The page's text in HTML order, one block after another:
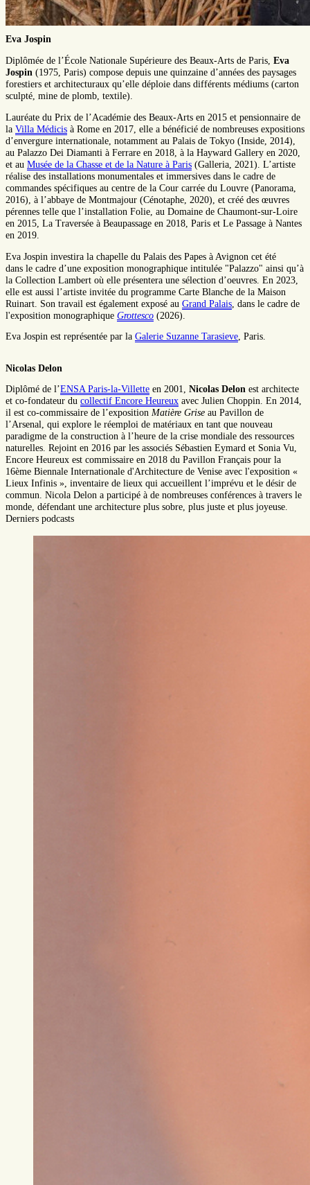
Eva Jospin
Diplômée de l’École Nationale Supérieure des Beaux-Arts de Paris, Eva
Jospin (1975, Paris) compose depuis une quinzaine d’années des paysages
forestiers et architecturaux qu’elle déploie dans différents médiums (carton
sculpté, mine de plomb, textile).
Lauréate du Prix de l’Académie des Beaux-Arts en 2015 et pensionnaire de
la Villa Médicis à Rome en 2017, elle a bénéficié de nombreuses expositions
d’envergure internationale, notamment au Palais de Tokyo (Inside, 2014),
au Palazzo Dei Diamanti à Ferrare en 2018, à la Hayward Gallery en 2020,
et au Musée de la Chasse et de la Nature à Paris (Galleria, 2021). L’artiste
réalise des installations monumentales et immersives dans le cadre de
commandes spécifiques au centre de la Cour carrée du Louvre (Panorama,
2016), à l’abbaye de Montmajour (Cénotaphe, 2020), et créé des œuvres
pérennes telle que l’installation Folie, au Domaine de Chaumont-sur-Loire
en 2015, La Traversée à Beaupassage en 2018, Paris et Le Passage à Nantes
en 2019.
Eva Jospin investira la chapelle du Palais des Papes à Avignon cet été
dans le cadre d’une exposition monographique intitulée "Palazzo" ainsi qu’à
la Collection Lambert où elle présentera une sélection d’oeuvres. En 2023,
elle est aussi l’artiste invitée du programme Carte Blanche de la Maison
Ruinart. Son travail est également exposé au Grand Palais , dans le cadre de
l'exposition monographique Grottesco (2026).
Eva Jospin est représentée par la Galerie Suzanne Tarasieve, Paris.
Nicolas Delon
Diplômé de l’ENSA Paris-la-Villette en 2001, Nicolas Delon est architecte
et co-fondateur du collectif Encore Heureux avec Julien Choppin. En 2014,
il est co-commissaire de l’exposition Matière Grise au Pavillon de
l’Arsenal, qui explore le réemploi de matériaux en tant que nouveau
paradigme de la construction à l’heure de la crise mondiale des ressources
naturelles. Rejoint en 2016 par les associés Sébastien Eymard et Sonia Vu,
Encore Heureux est commissaire en 2018 du Pavillon Français pour la
16ème Biennale Internationale d'Architecture de Venise avec l'exposition «
Lieux Infinis », inventaire de lieux qui accueillent l’imprévu et le désir de
commun. Nicola Delon a participé à de nombreuses conférences à travers le
monde, défendant une architecture plus sobre, plus juste et plus joyeuse.
Derniers podcasts